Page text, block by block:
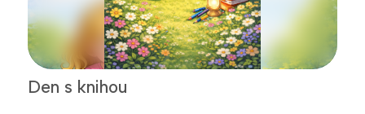
Den s knihou